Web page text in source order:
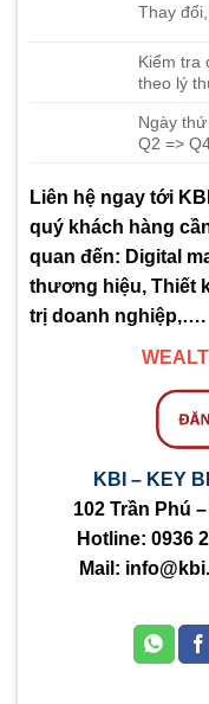
Thay
Kiểm tra
theo lý
Ngày
Q2 =>
Liên hệ ngay tới
quý khách hàng
quan đến: Digital
thương hiệu, Thiết
trị doanh nghiệp,….
KBI – KEY
102 Trần Phú
Hotline: 0936
Mail: